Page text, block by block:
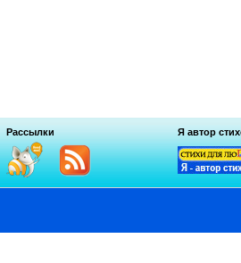
Рассылки Я автор